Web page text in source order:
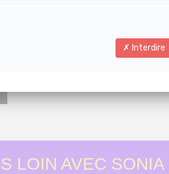
LOIN AVEC SONIA
Interdire